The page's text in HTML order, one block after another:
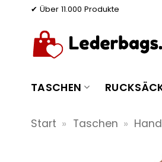
springen
✔ Über 11.000 Produkte
TASCHEN
Start » Taschen »